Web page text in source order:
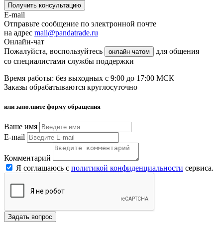
Получить консультацию
E-mail
Отправьте сообщение по электронной почте
на адрес mail@pandatrade.ru
Онлайн-чат
Пожалуйста, воспользуйтесь
онлайн чатом
для общения
со специалистами службы поддержки
Время работы: без выходных с 9:00 до 17:00 МСК
Заказы обрабатываются круглосуточно
или заполните форму обращения
Ваше имя
E-mail
Комментарий
Я соглашаюсь с политикой конфиденциальности сервиса.
Задать вопрос